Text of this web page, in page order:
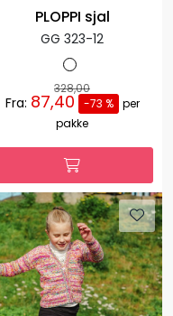
PLOPPI sjal
GG 323-12
328,00
Fra: 87,40 -73 %
per
pakke